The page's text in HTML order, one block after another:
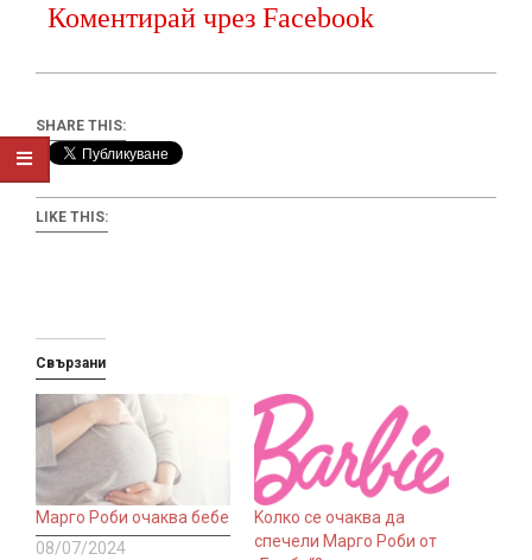
Коментирай чрез Facebook
SHARE THIS:
LIKE THIS:
Свързани
Марго Роби очаква бебе
08/07/2024
Koлко се очаква да
спечели Марго Роби от